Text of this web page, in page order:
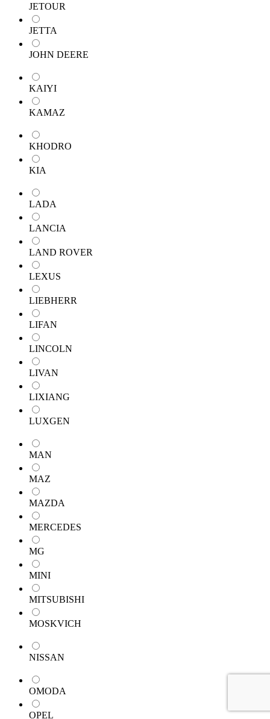
JETOUR
JETTA
JOHN DEERE
KAIYI
KAMAZ
KHODRO
KIA
LADA
LANCIA
LAND ROVER
LEXUS
LIEBHERR
LIFAN
LINCOLN
LIVAN
LIXIANG
LUXGEN
MAN
MAZ
MAZDA
MERCEDES
MG
MINI
MITSUBISHI
MOSKVICH
NISSAN
OMODA
OPEL